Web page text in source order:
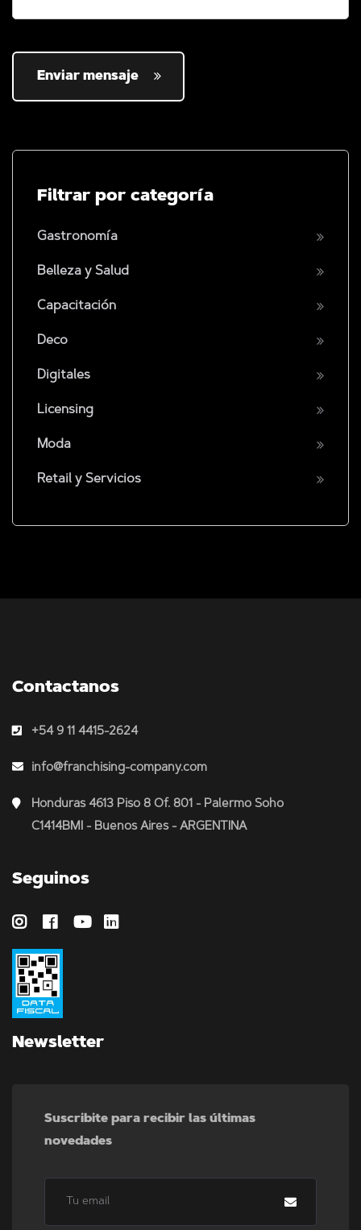
Enviar mensaje
Filtrar por categoría
Gastronomía
Belleza y Salud
Capacitación
Deco
Digitales
Licensing
Moda
Retail y Servicios
Contactanos
+54 9 11 4415-2624
info@franchising-company.com
Honduras 4613 Piso 8 Of. 801 - Palermo Soho
C1414BMI - Buenos Aires - ARGENTINA
Seguinos
Newsletter
Suscribite para recibir las últimas
novedades